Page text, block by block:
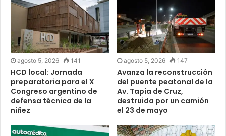
agosto 5, 2026 141
HCD local: Jornada
preparatoria para el X
Congreso argentino de
defensa técnica de la
niñez
agosto 5, 2026 147
Avanza la reconstrucción
del puente peatonal de la
Av. Tapia de Cruz,
destruida por un camión
el 23 de mayo